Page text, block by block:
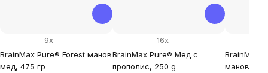
BrainMax Pure® Forest манов
мед, 475 гр
9x
BrainMax Pure® Мед с
прополис, 250 g
16x
BrainMax
манов